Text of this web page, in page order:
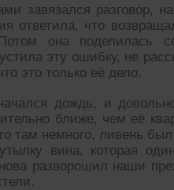
завязался разговор,
ответила, что
она поделилась
эту ошибку, не
это только её дело.
дождь, и
ближе, чем её
там немного, ливень
вина, которая
разворошил наши